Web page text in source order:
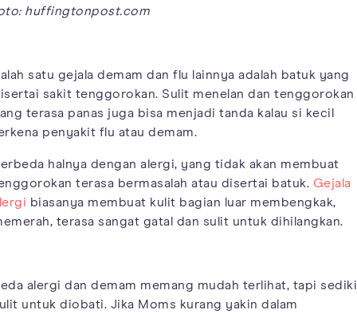
huffingtonpost.com
satu gejala demam dan flu lainnya adalah batuk yang
sakit tenggorokan. Sulit menelan dan tenggorokan
terasa panas juga bisa menjadi tanda kalau si kecil
penyakit flu atau demam.
halnya dengan alergi, yang tidak akan membuat
terasa bermasalah atau disertai batuk. Gejala
biasanya membuat kulit bagian luar membengkak,
terasa sangat gatal dan sulit untuk dihilangkan.
alergi dan demam memang mudah terlihat, tapi
untuk diobati. Jika Moms kurang yakin dalam